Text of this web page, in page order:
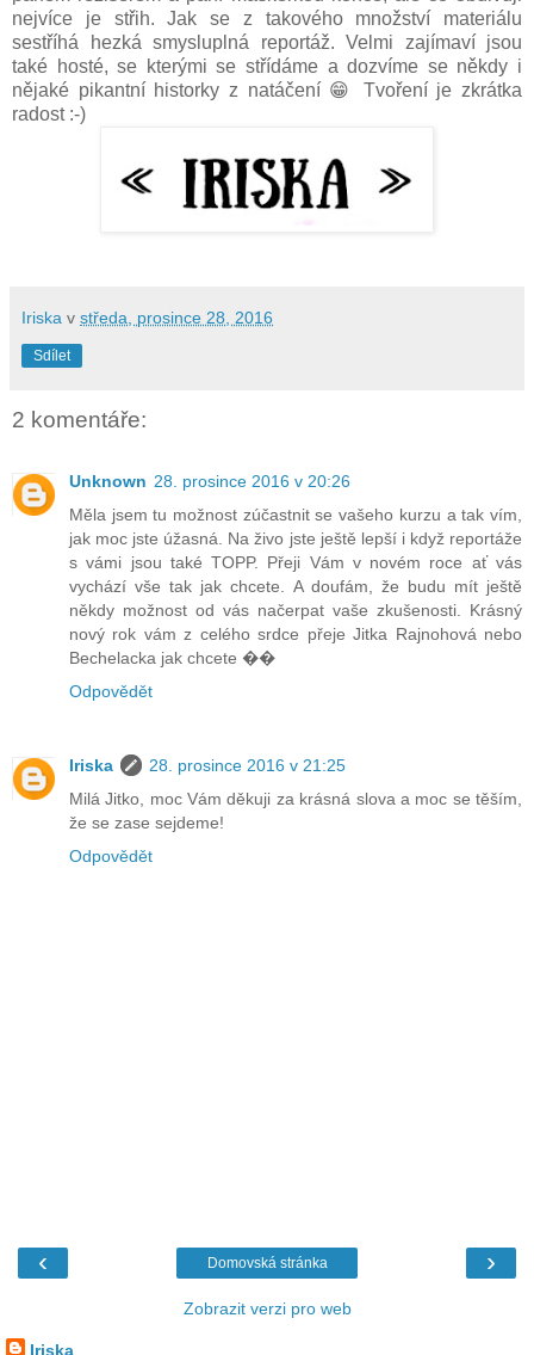
nejvíce je střih. Jak se z takového množství materiálu
sestříhá hezká smysluplná reportáž. Velmi zajímaví jsou
také hosté, se kterými se střídáme a dozvíme se někdy i
nějaké pikantní historky z natáčení 😁 Tvoření je zkrátka
radost :-)
Iriska v středa, prosince 28, 2016
Sdílet
2 komentáře:
Unknown 28. prosince 2016 v 20:26
Měla jsem tu možnost zúčastnit se vašeho kurzu a tak vím,
jak moc jste úžasná. Na živo jste ještě lepší i když reportáže
s vámi jsou také TOPP. Přeji Vám v novém roce ať vás
vychází vše tak jak chcete. A doufám, že budu mít ještě
někdy možnost od vás načerpat vaše zkušenosti. Krásný
nový rok vám z celého srdce přeje Jitka Rajnohová nebo
Bechelacka jak chcete ��
Odpovědět
Iriska
28. prosince 2016 v 21:25
Milá Jitko, moc Vám děkuji za krásná slova a moc se těším,
že se zase sejdeme!
Odpovědět
‹ ›
Domovská stránka
Zobrazit verzi pro web
Iriska